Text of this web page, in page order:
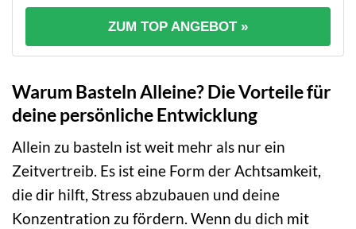
ZUM TOP ANGEBOT »
Warum Basteln Alleine? Die Vorteile für
deine persönliche Entwicklung
Allein zu basteln ist weit mehr als nur ein
Zeitvertreib. Es ist eine Form der Achtsamkeit,
die dir hilft, Stress abzubauen und deine
Konzentration zu fördern. Wenn du dich mit